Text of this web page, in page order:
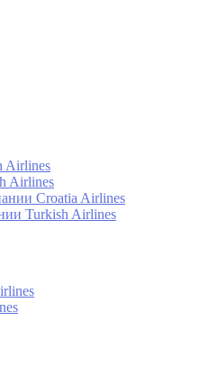
Airlines
Airlines
Croatia Airlines
Turkish Airlines